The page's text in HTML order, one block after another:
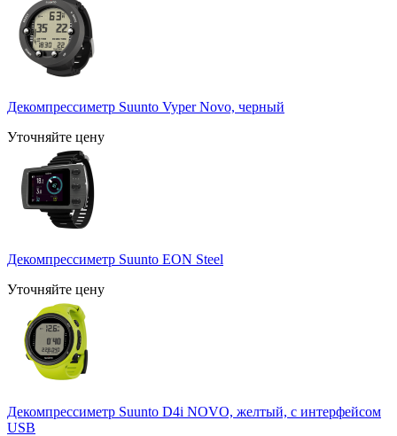
Декомпрессиметр Suunto Vyper Novo, черный
Уточняйте цену
Декомпрессиметр Suunto EON Steel
Уточняйте цену
Декомпрессиметр Suunto D4i NOVO, желтый, с интерфейсом
USB